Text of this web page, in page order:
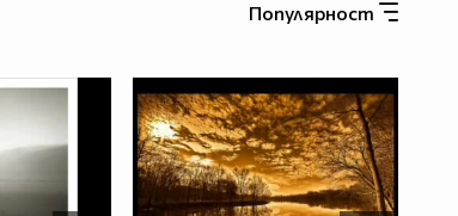
Популярност